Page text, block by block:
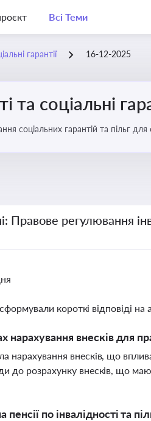
Всі Теми
гарантії 16-12-2025
соціальні
соціальних гарантій та пільг для
регулювання
короткі відповіді на
нарахування внесків для
внесків, що
до розрахунку внесків, що
по інвалідності та